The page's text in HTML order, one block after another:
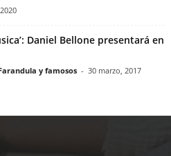
Daniel Bellone presentará en
y famosos - 30 marzo, 2017